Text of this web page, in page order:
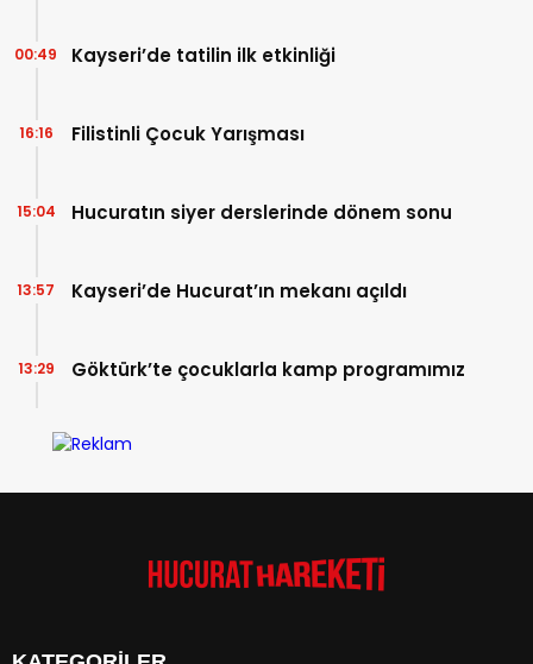
Kayseri’de tatilin ilk etkinliği
00:49
Filistinli Çocuk Yarışması
16:16
Hucuratın siyer derslerinde dönem sonu
15:04
Kayseri’de Hucurat’ın mekanı açıldı
13:57
Göktürk’te çocuklarla kamp programımız
13:29